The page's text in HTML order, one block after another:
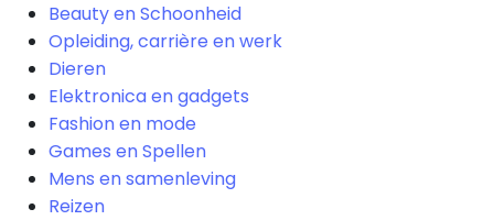
Beauty en Schoonheid
Opleiding, carrière en werk
Dieren
Elektronica en gadgets
Fashion en mode
Games en Spellen
Mens en samenleving
Reizen